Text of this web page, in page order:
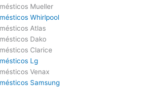
Mueller
Whirlpool
Atlas
Dako
Clarice
Lg
Venax
Samsung